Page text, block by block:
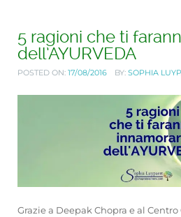
5 ragioni che ti
dell’AYURVEDA
POSTED ON: 17/08/2016 BY: SOPHIA
Grazie a Deepak Chopra e al